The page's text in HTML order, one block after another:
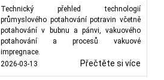
Technický přehled technologií
průmyslového potahování potravin včetně
potahování v bubnu a pánvi, vakuového
potahování a procesů vakuové
impregnace.
2026-03-13
Přečtěte si více